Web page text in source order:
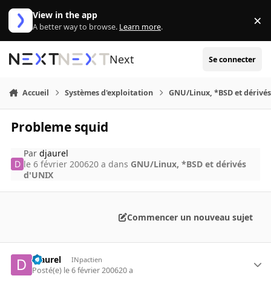
Aller au contenu
View in the app
A better way to browse. Learn more. ×
Next Se connecter
Accueil Systèmes d'exploitation GNU/Linux, *BSD et
Probleme squid
Pardjaurel
le 6 février 200620 a dans GNU/Linux, *BSD et dérivés
d'UNIX
Commencer un nouveau sujet
djaurel INpactien
Posté(e) le 6 février 200620 a